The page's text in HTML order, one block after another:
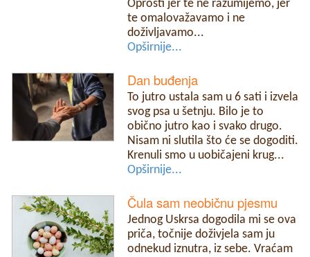
Oprosti jer te ne razumijemo, jer
te omalovažavamo i ne
doživljavamo...
Opširnije...
Dan buđenja
To jutro ustala sam u 6 sati i izvela
svog psa u šetnju. Bilo je to
obično jutro kao i svako drugo.
Nisam ni slutila što će se dogoditi.
Krenuli smo u uobičajeni krug...
Opširnije...
Čula sam neobičnu pjesmu
Jednog Uskrsa dogodila mi se ova
priča, točnije doživjela sam ju
odnekud iznutra, iz sebe. Vraćam